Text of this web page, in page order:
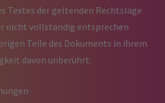
Textes der geltenden Rechtslage
nicht vollständig entsprechen
Teile des Dokuments in ihrem
davon unberührt.